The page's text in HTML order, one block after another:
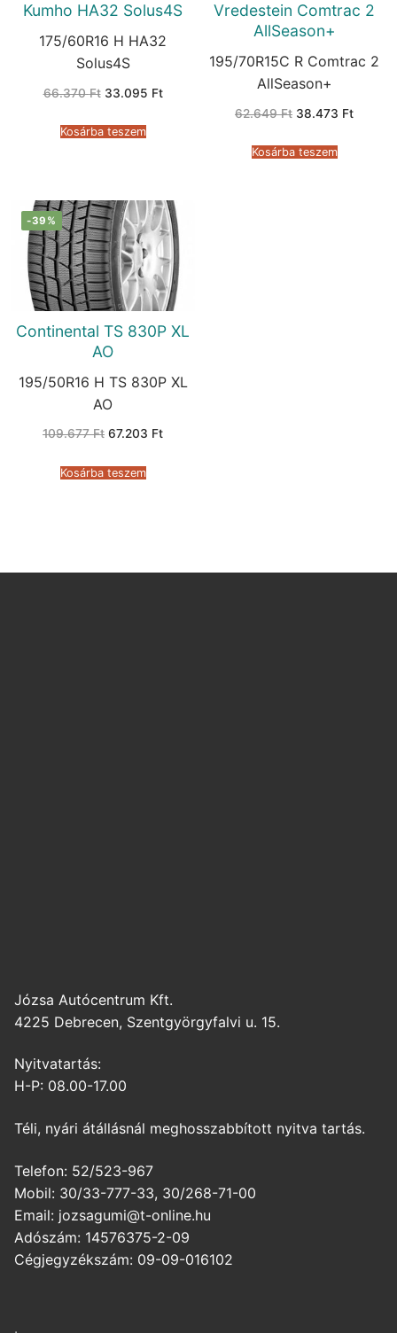
Kumho HA32 Solus4S
175/60R16 H HA32
Solus4S
66.370Ft Original
66.370 Ft.
33.095 FtCurrent
Kosárba teszem
Vredestein Comtrac 2
AllSeason+
195/70R15C R Comtrac 2
AllSeason+
62.649Ft Original
62.649 Ft.
38.473 FtCurrent
Kosárba teszem
-39%
Continental TS 830P XL
AO
195/50R16 H TS 830P XL
AO
109.677Ft Original
109.677 Ft.
67.203 FtCurrent
Kosárba teszem
Józsa Autócentrum Kft.
4225 Debrecen, Szentgyörgyfalvi u. 15.
Nyitvatartás:
H-P: 08.00-17.00
Téli, nyári átállásnál meghosszabbított nyitva tartás.
Telefon: 52/523-967
Mobil: 30/33-777-33, 30/268-71-00
Email: jozsagumi@t-online.hu
Adószám: 14576375-2-09
Cégjegyzékszám: 09-09-016102